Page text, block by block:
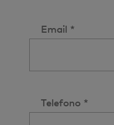
Email *
Telefono *